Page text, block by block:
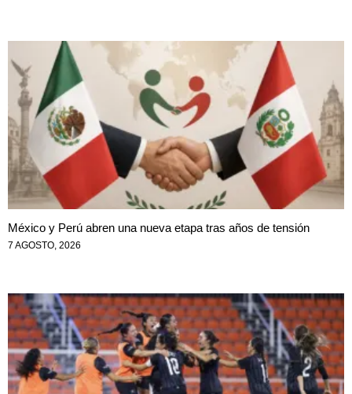
México y Perú abren una nueva etapa tras años de tensión
7 AGOSTO, 2026